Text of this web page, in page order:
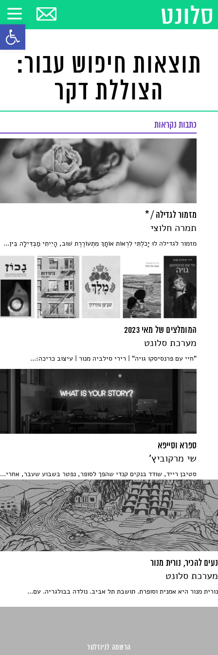
פתח
תוצאות חיפוש עבור:
הצוללת דקר
כתבות נקראות
מזמור לגדילה / *
תמרה חלוצי
מזמור לגדילה לוּ יָכֹלְתִּי לִרְאוֹת אוֹתָךְ מִתְעוֹרֶרֶת שׁוּב, הָיִיתִי מַבְדִּילָה בֵּין...
המומלצים של מאי 2023
מערכת סלונט
"חיי עם פרנסיסקו גויה" | רירי סילביה מנור | עיצוב כריכה:...
ספרא וסייפא
שי מרקוביץ'
סטיבן רייד, שודד בנקים קנדי שהפך לסופר, נפטר בשבוע שעבר, אחרי...
נעים להכיר, נורית מנור
מערכת סלונט
נורית מנור היא אמנית וסופרת. תושבת תל אביב. נולדה בבולגריה. עם...
הרשמה לניוזלטר